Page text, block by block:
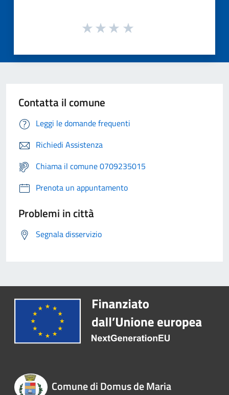
Contatta il comune
Leggi le domande frequenti
Richiedi Assistenza
Chiama il comune 0709235015
Prenota un appuntamento
Problemi in città
Segnala disservizio
Comune di Domus de Maria